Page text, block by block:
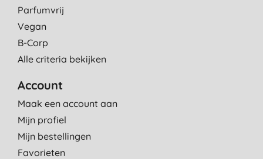
Parfumvrij
Vegan
B-Corp
Alle criteria bekijken
Account
Maak een account aan
Mijn profiel
Mijn bestellingen
Favorieten